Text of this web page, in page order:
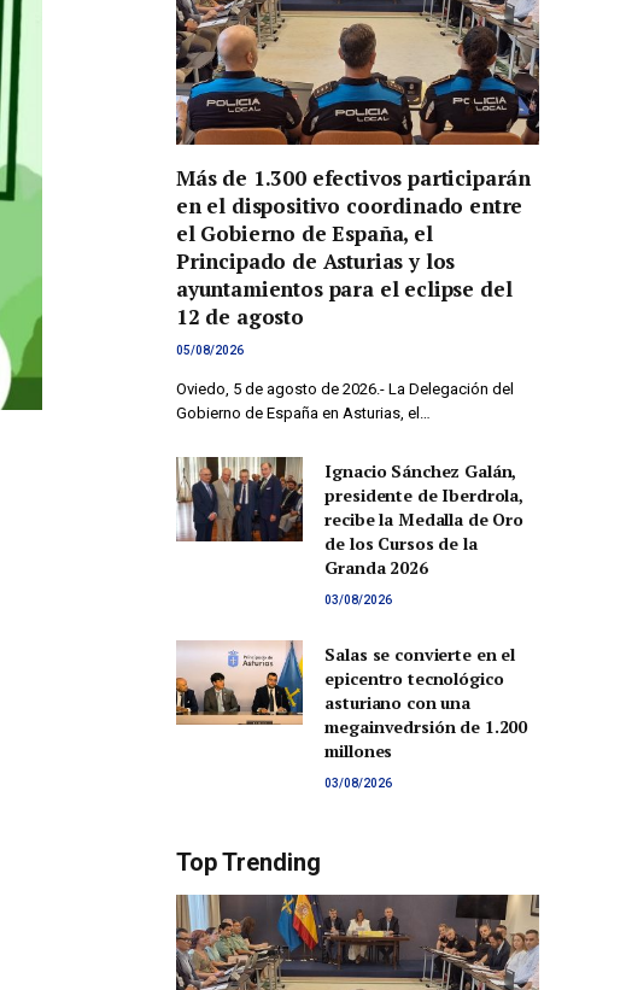
Más de 1.300 efectivos participarán
en el dispositivo coordinado entre
el Gobierno de España, el
Principado de Asturias y los
ayuntamientos para el eclipse del
12 de agosto
05/08/2026
Oviedo, 5 de agosto de 2026.- La Delegación del
Gobierno de España en Asturias, el…
Ignacio Sánchez Galán,
presidente de Iberdrola,
recibe la Medalla de Oro
de los Cursos de la
Granda 2026
03/08/2026
Salas se convierte en el
epicentro tecnológico
asturiano con una
megainvedrsión de 1.200
millones
03/08/2026
Top Trending